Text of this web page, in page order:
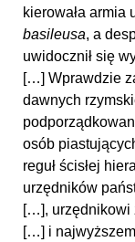
kierowała armia
basileusa, a
uwidocznił się
[…] Wprawdzie
dawnych
osób
reguł ścisłej
urzędników
[…], urzędnikowi
[…] i